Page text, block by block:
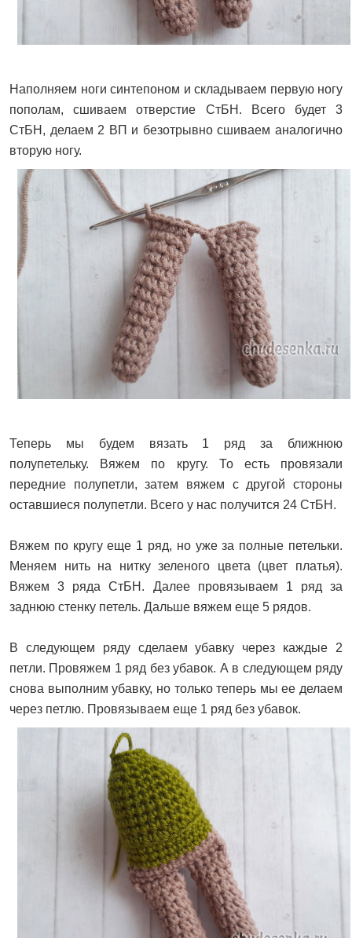
Наполняем ноги синтепоном и складываем первую ногу
пополам, сшиваем отверстие СтБН. Всего будет 3
СтБН, делаем 2 ВП и безотрывно сшиваем аналогично
вторую ногу.
Теперь мы будем вязать 1 ряд за ближнюю
полупетельку. Вяжем по кругу. То есть провязали
передние полупетли, затем вяжем с другой стороны
оставшиеся полупетли. Всего у нас получится 24 СтБН.
Вяжем по кругу еще 1 ряд, но уже за полные петельки.
Меняем нить на нитку зеленого цвета (цвет платья).
Вяжем 3 ряда СтБН. Далее провязываем 1 ряд за
заднюю стенку петель. Дальше вяжем еще 5 рядов.
В следующем ряду сделаем убавку через каждые 2
петли. Провяжем 1 ряд без убавок. А в следующем ряду
снова выполним убавку, но только теперь мы ее делаем
через петлю. Провязываем еще 1 ряд без убавок.